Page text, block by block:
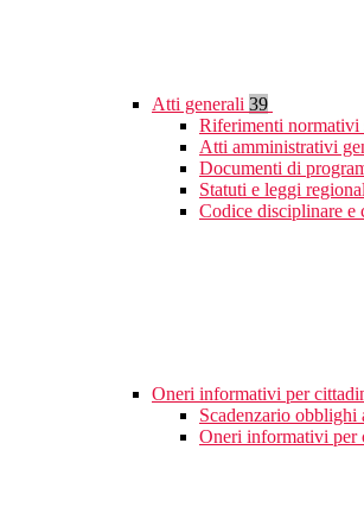
Atti generali 39
Riferimenti normativi
Atti amministrativi
Documenti di
Statuti e leggi
Codice disciplinare e
Oneri informativi per
Scadenzario obblighi
Oneri informativi per